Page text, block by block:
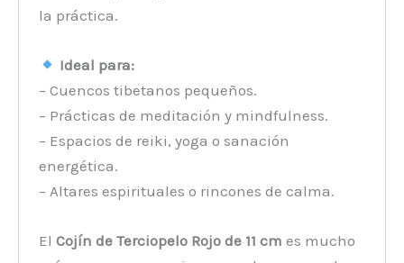
la práctica.
Ideal para:
– Cuencos tibetanos pequeños.
– Prácticas de meditación y mindfulness.
– Espacios de reiki, yoga o sanación
energética.
– Altares espirituales o rincones de calma.
ElCojín de Terciopelo Rojo de 11 cm es mucho